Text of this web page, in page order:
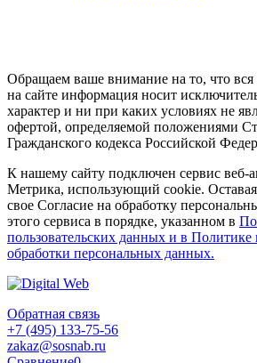
Обращаем ваше внимание на то, что вся
на сайте информация носит
характер и ни при каких условиях не
офертой, определяемой положениями
Гражданского кодекса Российской
К нашему сайту подключен сервис веб-
Метрика, использующий cookie.
свое Согласие на обработку
этого сервиса в порядке, указанном в
пользовательских данных и в
обработки персональных данных.
Обратная связь
+7 (495) 133-75-56
zakaz@sosnab.ru